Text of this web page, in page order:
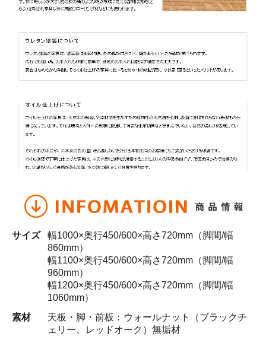
サイズ
幅1000×奥行450/600×高さ720mm（脚間/幅
860mm）
幅1100×奥行450/600×高さ720mm（脚間/幅
960mm）
幅1200×奥行450/600×高さ720mm（脚間/幅
1060mm）
素材
天板・脚・前板：ウォールナット（ブラックチ
ェリー、レッドオーク）無垢材